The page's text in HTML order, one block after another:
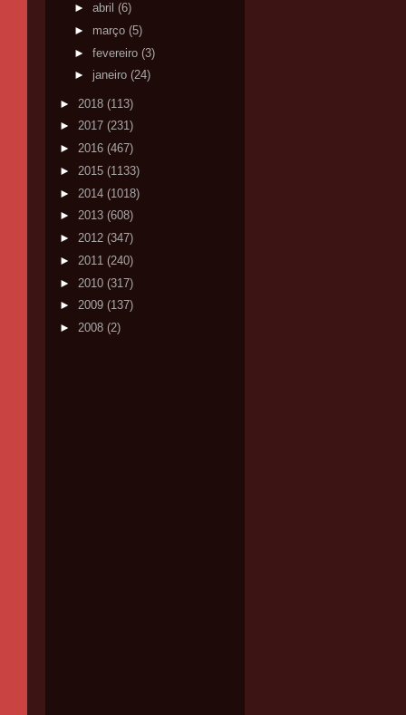
► abril (6)
► março (5)
► fevereiro (3)
► janeiro (24)
► 2018 (113)
► 2017 (231)
► 2016 (467)
► 2015 (1133)
► 2014 (1018)
► 2013 (608)
► 2012 (347)
► 2011 (240)
► 2010 (317)
► 2009 (137)
► 2008 (2)